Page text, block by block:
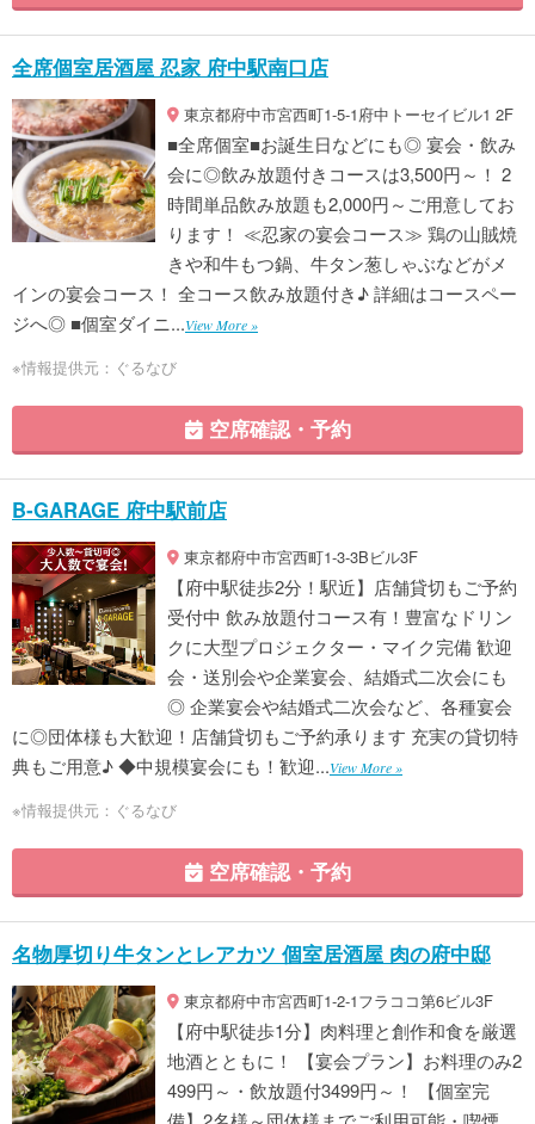
全席個室居酒屋 忍家 府中駅南口店
東京都府中市宮西町1-5-1府中トーセイビル1 2F
■全席個室■お誕生日などにも◎ 宴会・飲み
会に◎飲み放題付きコースは3,500円～！ 2
時間単品飲み放題も2,000円～ご用意してお
ります！ ≪忍家の宴会コース≫ 鶏の山賊焼
きや和牛もつ鍋、牛タン葱しゃぶなどがメ
インの宴会コース！ 全コース飲み放題付き♪ 詳細はコースペー
ジへ◎ ■個室ダイニ...View More »
※情報提供元：ぐるなび
空席確認・予約
B‐GARAGE 府中駅前店
東京都府中市宮西町1-3-3Bビル3F
【府中駅徒歩2分！駅近】店舗貸切もご予約
受付中 飲み放題付コース有！豊富なドリン
クに大型プロジェクター・マイク完備 歓迎
会・送別会や企業宴会、結婚式二次会にも
◎ 企業宴会や結婚式二次会など、各種宴会
に◎団体様も大歓迎！店舗貸切もご予約承ります 充実の貸切特
典もご用意♪ ◆中規模宴会にも！歓迎...View More »
※情報提供元：ぐるなび
空席確認・予約
名物厚切り牛タンとレアカツ 個室居酒屋 肉の府中邸
東京都府中市宮西町1-2-1フラココ第6ビル3F
【府中駅徒歩1分】肉料理と創作和食を厳選
地酒とともに！ 【宴会プラン】お料理のみ2
499円～・飲放題付3499円～！ 【個室完